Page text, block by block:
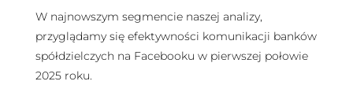
W najnowszym segmencie naszej analizy,
przyglądamy się efektywności komunikacji banków
spółdzielczych na Facebooku w pierwszej połowie
2025 roku.